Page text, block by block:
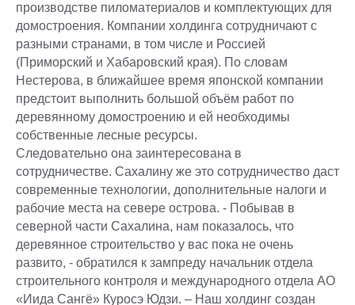
производстве пиломатериалов и комплектующих для
домостроения. Компании холдинга сотрудничают с
разными странами, в том числе и Россией
(Приморский и Хабаровский края). По словам
Нестерова, в ближайшее время японской компании
предстоит выполнить большой объём работ по
деревянному домостроению и ей необходимы
собственные лесные ресурсы.
Следовательно она заинтересована в
сотрудничестве. Сахалину же это сотрудничество даст
современные технологии, дополнительные налоги и
рабочие места на севере острова. - Побывав в
северной части Сахалина, нам показалось, что
деревянное строительство у вас пока не очень
развито, - обратился к зампреду начальник отдела
строительного контроля и международного отдела АО
«Иида Сангё» Куросэ Юдзи. – Наш холдинг создан